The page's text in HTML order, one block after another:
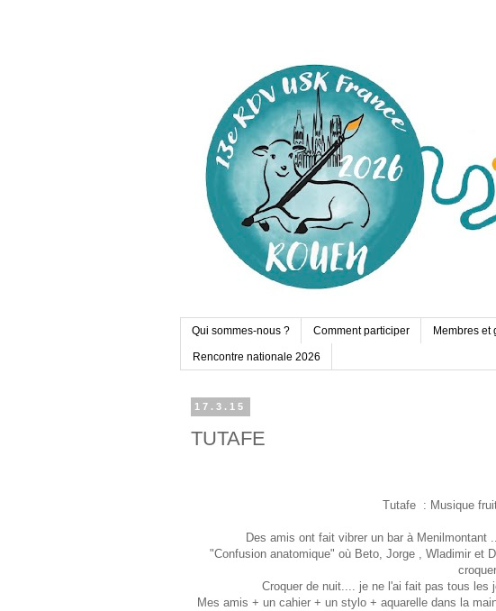
Qui sommes-nous ? Comment participer Membres et
Rencontre nationale 2026
17.3.15
TUTAFE
Tutafe : Musique
Des amis ont fait vibrer un bar à Menilmontant
"Confusion anatomique" où Beto, Jorge , Wladimir et
Croquer de nuit.... je ne l'ai fait pas tous
Mes amis + un cahier + un stylo + aquarelle dans la